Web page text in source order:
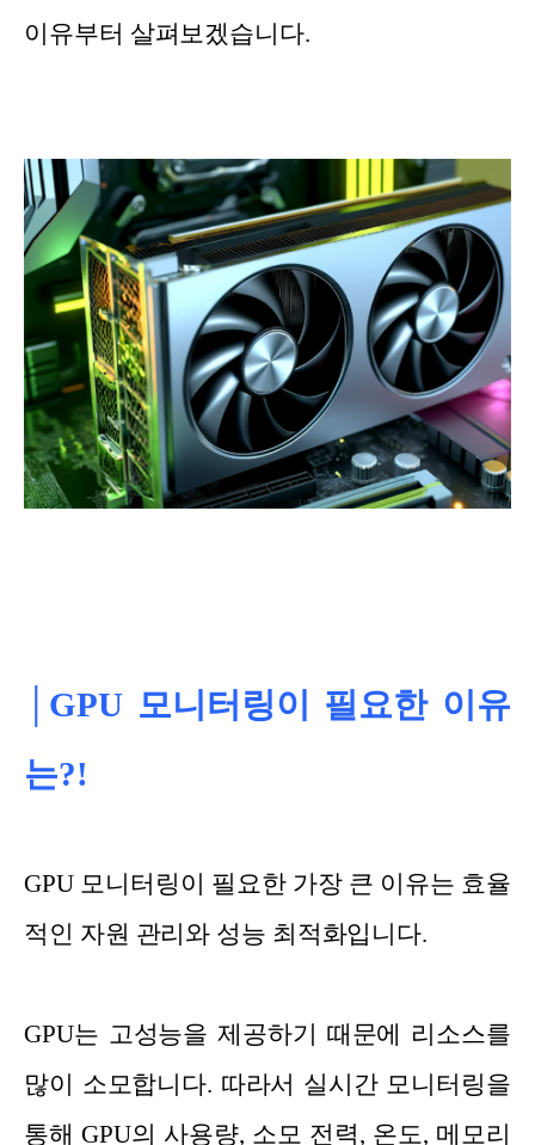
이유부터 살펴보겠습니다.
│GPU 모니터링이 필요한 이유
는?!
GPU 모니터링이 필요한 가장 큰 이유는 효율
적인 자원 관리와 성능 최적화입니다.
GPU는 고성능을 제공하기 때문에 리소스를
많이 소모합니다. 따라서 실시간 모니터링을
통해 GPU의 사용량, 소모 전력, 온도, 메모리